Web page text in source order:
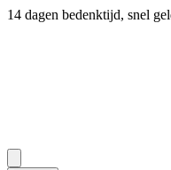
14 dagen bedenktijd, snel